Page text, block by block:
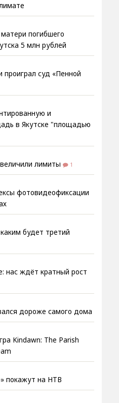
погибшего
5 млн рублей
суд «Пенной
и
в Якутске "площадью
лимиты 1
фотовидеофиксации
будет третий
нас ждёт кратный рост
дороже самого дома
Kindawn: The Parish
покажут на НТВ